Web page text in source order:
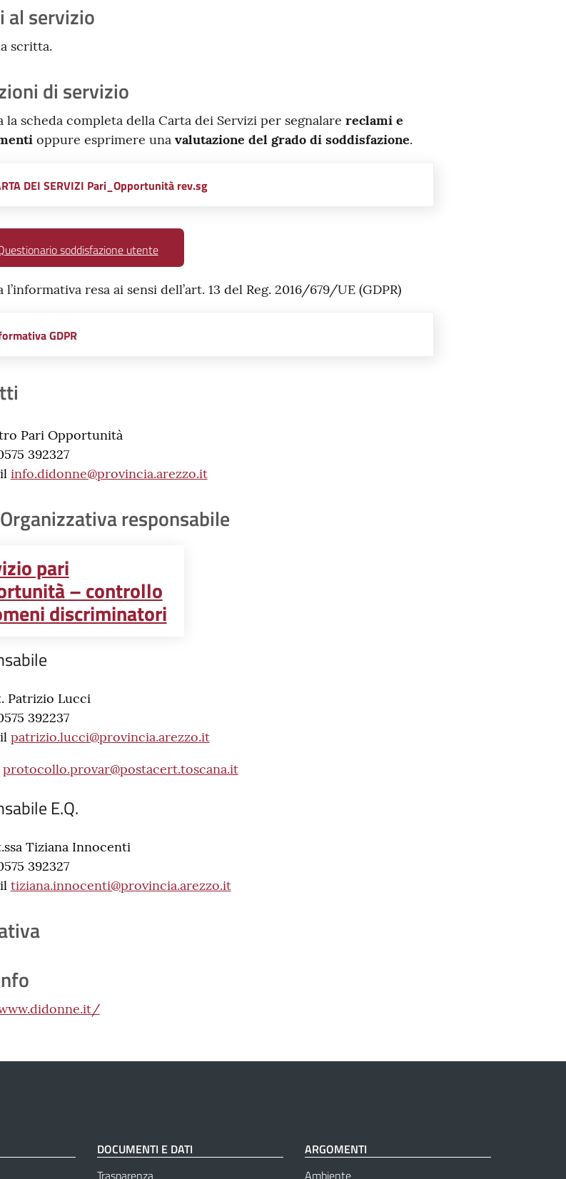
al servizio
scritta.
di servizio
la scheda completa della Carta dei Servizi per segnalare reclami e
oppure esprimere una valutazione del grado di soddisfazione.
DEI SERVIZI Pari_Opportunità rev.sg
soddisfazione utente
l’informativa resa ai sensi dell’art. 13 del Reg. 2016/679/UE (GDPR)
GDPR
Pari Opportunità
392327
info.didonne@provincia.arezzo.it
responsabile
pari
– controllo
discriminatori
Patrizio Lucci
392237
patrizio.lucci@provincia.arezzo.it
protocollo.provar@postacert.toscana.it
E.Q.
Tiziana Innocenti
392327
tiziana.innocenti@provincia.arezzo.it
DOCUMENTI E DATI
Trasparenza
ARGOMENTI
Ambiente